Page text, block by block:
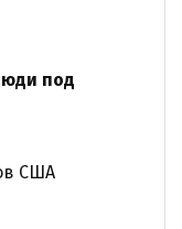
под
США